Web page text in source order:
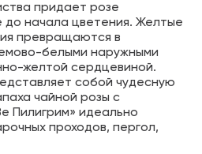
придает розе
начала цветения. Желтые
превращаются в
белыми наружными
желтой сердцевиной.
собой чудесную
чайной розы с
Пилигрим» идеально
проходов, пергол,